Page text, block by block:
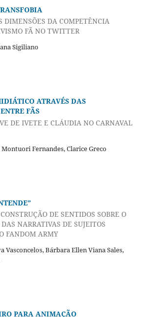
DA COMPETÊNCIA
FÃ NO TWITTER
Sigiliano
ATRAVÉS DAS
FÃS
DE IVETE E CLÁUDIA NO CARNAVAL
Fernandes, Clarice Greco
DE SENTIDOS SOBRE O
NARRATIVAS DE SUJEITOS
FANDOM ARMY
Vasconcelos, Bárbara Ellen Viana Sales,
PARA ANIMAÇÃO